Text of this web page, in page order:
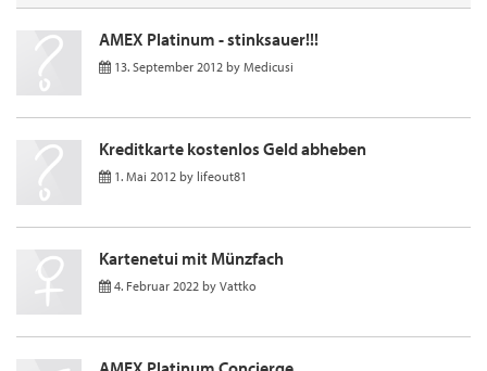
AMEX Platinum - stinksauer!!!
13. September 2012 by Medicusi
Kreditkarte kostenlos Geld abheben
1. Mai 2012 by lifeout81
Kartenetui mit Münzfach
4. Februar 2022 by Vattko